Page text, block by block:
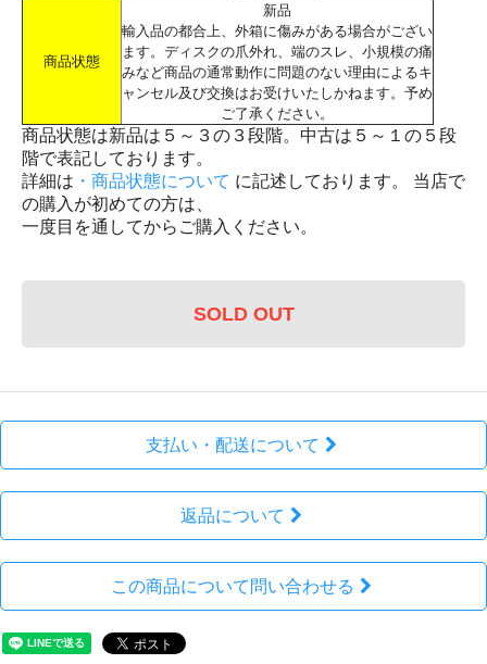
商品状態
新品
輸入品の都合上、外箱に傷みがある場合がござい
ます。ディスクの爪外れ、端のスレ、小規模の痛
みなど商品の通常動作に問題のない理由によるキ
ャンセル及び交換はお受けいたしかねます。予め
ご了承ください。
商品状態は新品は５～３の３段階。中古は５～１の５段
階で表記しております。
詳細は ・商品状態について に記述しております。 当店で
の購入が初めての方は、
一度目を通してからご購入ください。
SOLD OUT
支払い・配送について
返品について
この商品について問い合わせる